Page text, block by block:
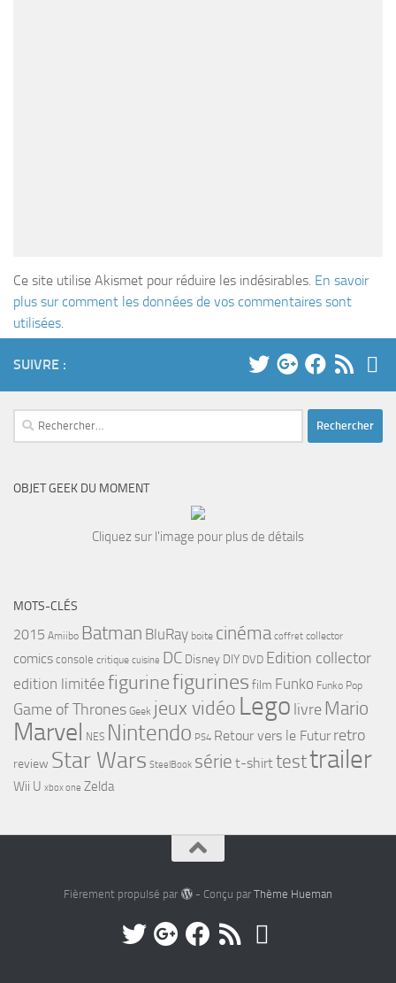
Ce site utilise Akismet pour réduire les indésirables. En savoir
plus sur comment les données de vos commentaires sont
utilisées.
SUIVRE :
Rechercher :
OBJET GEEK DU MOMENT
Cliquez sur l'image pour plus de détails
MOTS-CLÉS
2015 Amiibo Batman BluRay boite cinéma coffret collector
comics console critique cuisine DC Disney DIY DVD Edition collector
edition limitée figurinefigurines film Funko Funko Pop
Game of Thrones Geek jeux vidéo Lego livre Mario
Marvel NES Nintendo PS4 Retour vers le Futur retro
review Star Wars SteelBook série t-shirttesttrailer
Wii U xbox one Zelda
Fièrement propulsé par - Conçu par Thème Hueman